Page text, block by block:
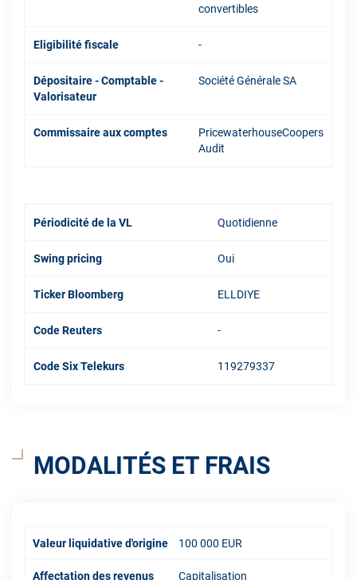
convertibles
Eligibilité fiscale -
Dépositaire - Comptable -
Valorisateur
Société Générale SA
Commissaire aux comptes
PricewaterhouseCoopers
Audit
Périodicité de la VL Quotidienne
Swing pricing Oui
Ticker Bloomberg ELLDIYE
Code Reuters -
Code Six Telekurs 119279337
MODALITÉS ET FRAIS
Valeur liquidative d'origine 100 000 EUR
Affectation des revenus Capitalisation